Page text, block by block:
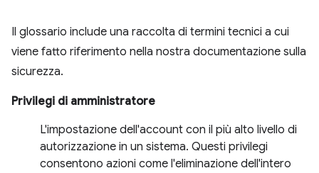
Il glossario include una raccolta di termini tecnici a cui
viene fatto riferimento nella nostra documentazione sulla
sicurezza.
Privilegi di amministratore
L'impostazione dell'account con il più alto livello di
autorizzazione in un sistema. Questi privilegi
consentono azioni come l'eliminazione dell'intero